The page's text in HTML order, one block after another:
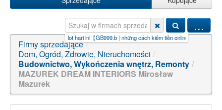
...
gacor slot hari ini【GB999.b|những cách kiếm tiền online【66.c|hana kiếm tiền online
Firmy sprzedające /
Dom, Ogród, Zdrowie, Nieruchomości /
Budownictwo, Wykończenia wnętrz, Remonty /
MAZUREK DREAM INTERIORS Mirosław
Mazurek